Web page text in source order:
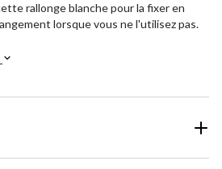
rallonge blanche pour la fixer en
lorsque vous ne l'utilisez pas.